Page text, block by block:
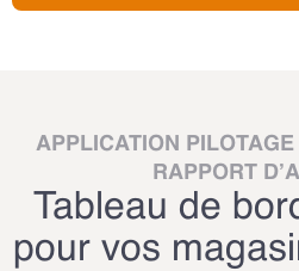
APPLICATION
RAPPORT
Tableau de
pour vos